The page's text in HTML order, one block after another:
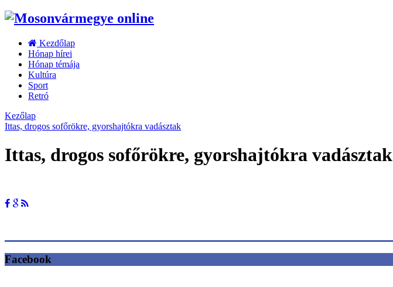
Kezdőlap
Hónap hírei
Hónap témája
Kultúra
Sport
Retró
Kezőlap
Ittas, drogos sofőrökre, gyorshajtókra vadásztak
Ittas, drogos sofőrökre, gyorshajtókra vadásztak
Facebook